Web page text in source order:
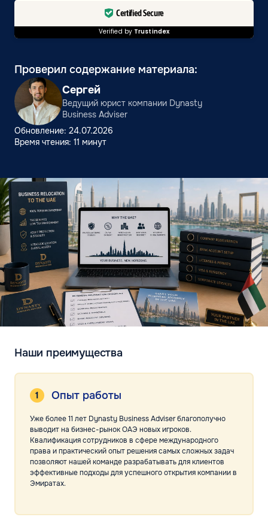
Certified Secure
Verified by Trustindex
Проверил содержание материала:
Сергей
Ведущий юрист компании Dynasty
Business Adviser
Обновление: 24.07.2026
Время чтения: 11 минут
Наши преимущества
Опыт работы
Уже более 11 лет Dynasty Business Adviser благополучно
выводит на бизнес-рынок ОАЭ новых игроков.
Квалификация сотрудников в сфере международного
права и практический опыт решения самых сложных задач
позволяют нашей команде разрабатывать для клиентов
эффективные подходы для успешного открытия компании в
Эмиратах.